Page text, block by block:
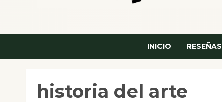
INICIO RESEÑAS
historia del arte